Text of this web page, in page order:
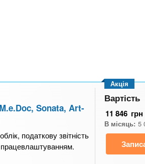
Sonata, Art-
податкову звітність
Акція
Вартість
11 846 грн
В місяць: 5